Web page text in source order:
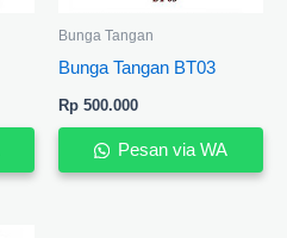
Bunga Tangan
Bunga Tangan BT03
Rp500.000
Pesan via WA